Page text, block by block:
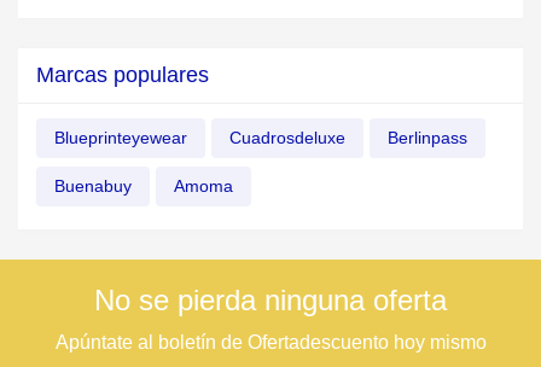
Marcas populares
Blueprinteyewear Cuadrosdeluxe Berlinpass
Buenabuy Amoma
No se pierda ninguna oferta
Apúntate al boletín de Ofertadescuento hoy mismo